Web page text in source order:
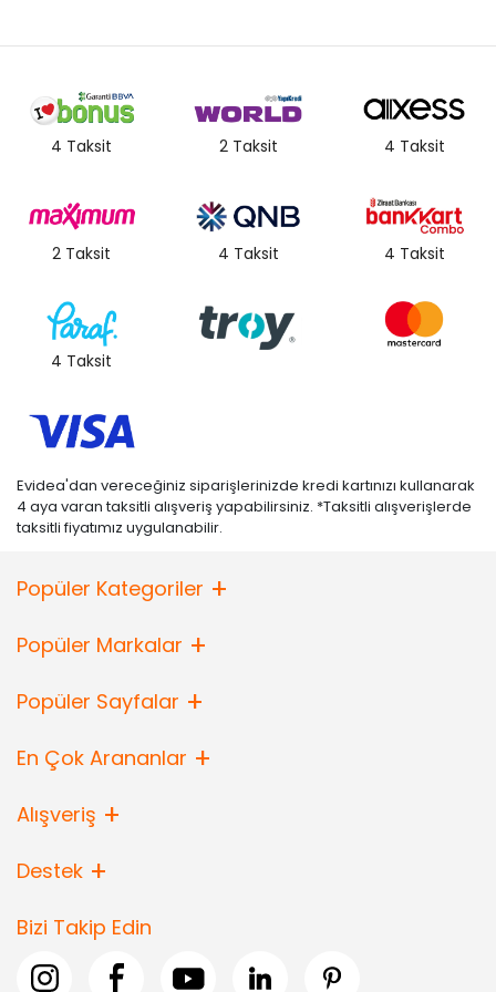
4 Taksit 2 Taksit 4 Taksit
2 Taksit 4 Taksit 4 Taksit
4 Taksit
Evidea'dan vereceğiniz siparişlerinizde kredi kartınızı kullanarak
4 aya varan taksitli alışveriş yapabilirsiniz. *Taksitli alışverişlerde
taksitli fiyatımız uygulanabilir.
Popüler Kategoriler
Popüler Markalar
Popüler Sayfalar
En Çok Arananlar
Alışveriş
Destek
Bizi Takip Edin